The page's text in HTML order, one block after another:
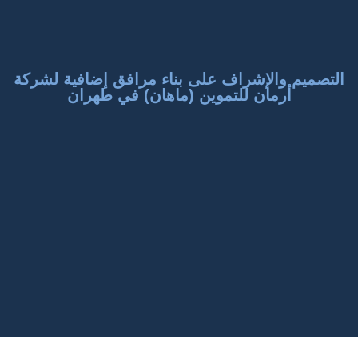
التصميم والإشراف على بناء مرافق إضافية لشركة
أرمان للتموين (ماهان) في طهران